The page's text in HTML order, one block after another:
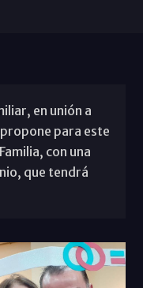
en unión a
para este
con una
que tendrá